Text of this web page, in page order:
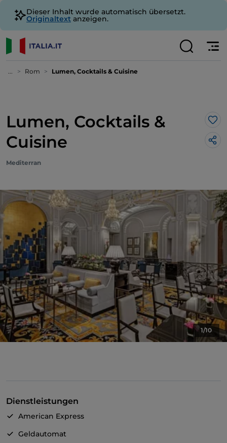
Dieser Inhalt wurde automatisch übersetzt.
Originaltext anzeigen.
... Rom Lumen, Cocktails & Cuisine
Lumen, Cocktails &
Cuisine
Mediterran
1/10
Dienstleistungen
American Express
Geldautomat